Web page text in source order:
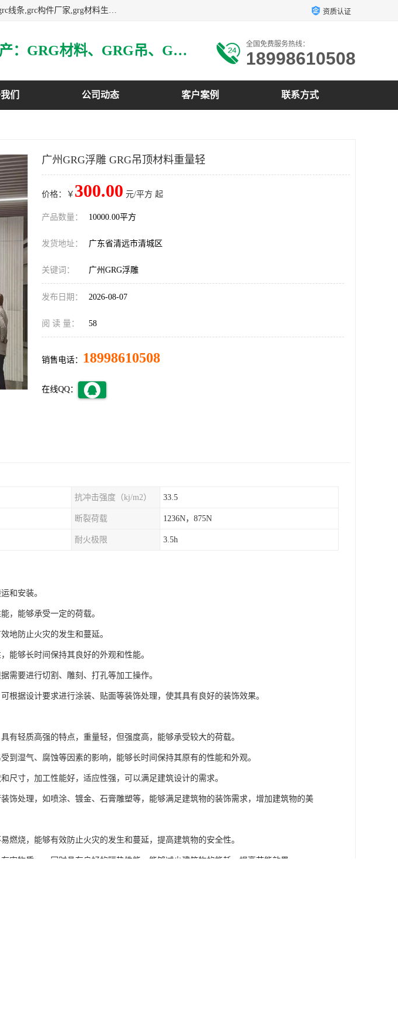
主营广东grg厂家,广东grc厂家,grg材料,grc材料,grg厂家,grc厂家,grg吊顶,grg造型,grg构件,grc构件,grc线条,grc构件厂家,grg材料生产厂家,grg材料定制,uhpc,uhpc厂家,uhpc外墙挂板,uhpc镂空幕墙板,3万平方厂房,如果您对我公司的产品服务感兴趣,请联系我们. 资质认证
主要生产：GRG材料、GRG吊、GRG构件、GRG线条、GRG艺术造型、GRG吊材料等 全国免费服务热线：
18998610508
们 公司动态 客户案例 联系方式
广州GRG浮雕 GRG吊顶材料重量轻
价格：￥ 300.00 元/平方 起
产品数量： 10000.00平方
发货地址： 广东省清远市清城区
关键词： 广州GRG浮雕
发布日期： 2026-08-07
阅 读 量： 58
销售电话： 18998610508
在线QQ：
抗冲击强度（kj/m2） 33.5
断裂荷载 1236N，875N
耐火极限 3.5h
和安装。
，能够承受一定的荷载。
地防止火灾的发生和蔓延。
能够长时间保持其良好的外观和性能。
需要进行切割、雕刻、打孔等加工操作。
根据设计要求进行涂装、贴面等装饰处理，使其具有良好的装饰效果。
有轻质高强的特点，重量轻，但强度高，能够承受较大的荷载。
到湿气、腐蚀等因素的影响，能够长时间保持其原有的性能和外观。
尺寸，加工性能好，适应性强，可以满足建筑设计的需求。
饰处理，如喷涂、镀金、石膏雕塑等，能够满足建筑物的装饰需求，增加建筑物的美
燃烧，能够有效防止火灾的发生和蔓延，提高建筑物的安全性。
害物质，，同时具有良好的隔热性能，能够减少建筑物的能耗，提高节能效果。